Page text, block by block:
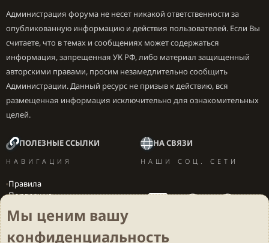
Администрация форума не несет никакой ответственности за
опубликованную информацию и действия пользователей. Если Вы
считаете, что в темах и сообщениях может содержаться
информация, запрещенная УК РФ, либо материал защищенный
авторскими правами, просим незамедлительно сообщить
Администрации. Данный ресурс не призыв к действию, вся
размещенная информация исключительно для ознакомительных
целей.
ПОЛЕЗНЫЕ ССЫЛКИ
НАВИГАЦИЯ
Правила
Поддержка
Локализация игр
НА СВЯЗИ
НАШИ СОЦ. СЕТИ
Мы ценим вашу
конфиденциальность